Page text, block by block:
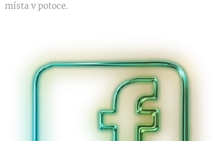
místa v potoce.